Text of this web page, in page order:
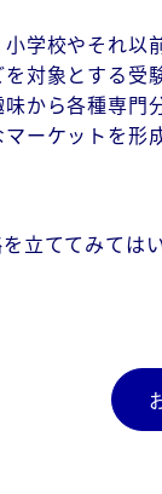
学校やそれ以
対象とする受
から各種専門
ーケットを形
立ててみては